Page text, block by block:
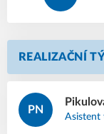
REALIZAČNÍ
PN
Asistent